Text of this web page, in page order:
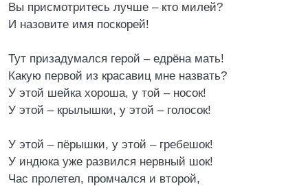
Вы присмотритесь лучше – кто милей?
И назовите имя поскорей!
Тут призадумался герой – едрёна мать!
Какую первой из красавиц мне назвать?
У этой шейка хороша, у той – носок!
У этой – крылышки, у этой – голосок!
У этой – пёрышки, у этой – гребешок!
У индюка уже развился нервный шок!
Час пролетел, промчался и второй,